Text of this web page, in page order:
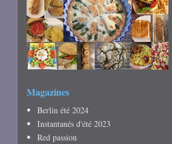
Magazines
Berlin été 2024
Instantanés d'été 2023
Red passion